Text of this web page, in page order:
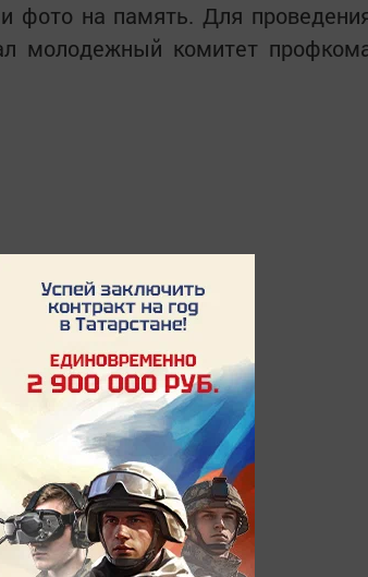
фото на память. Для
молодежный комитет